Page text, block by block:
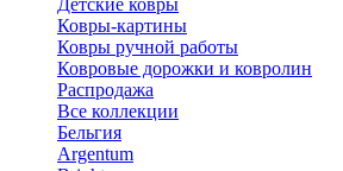
Детские ковры
Ковры-картины
Ковры ручной работы
Ковровые дорожки и ковролин
Распродажа
Все коллекции
Бельгия
Argentum